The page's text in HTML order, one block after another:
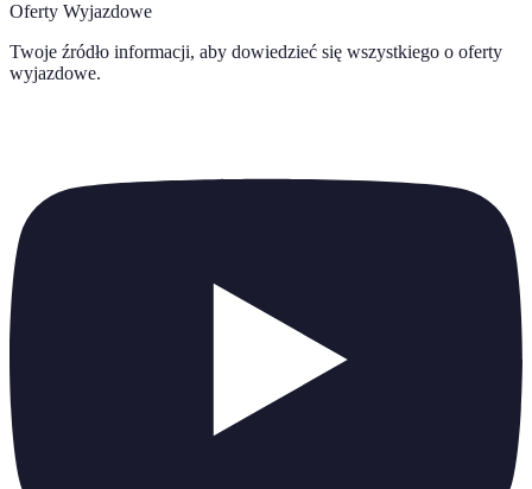
Oferty Wyjazdowe
Twoje źródło informacji, aby dowiedzieć się wszystkiego o oferty
wyjazdowe.